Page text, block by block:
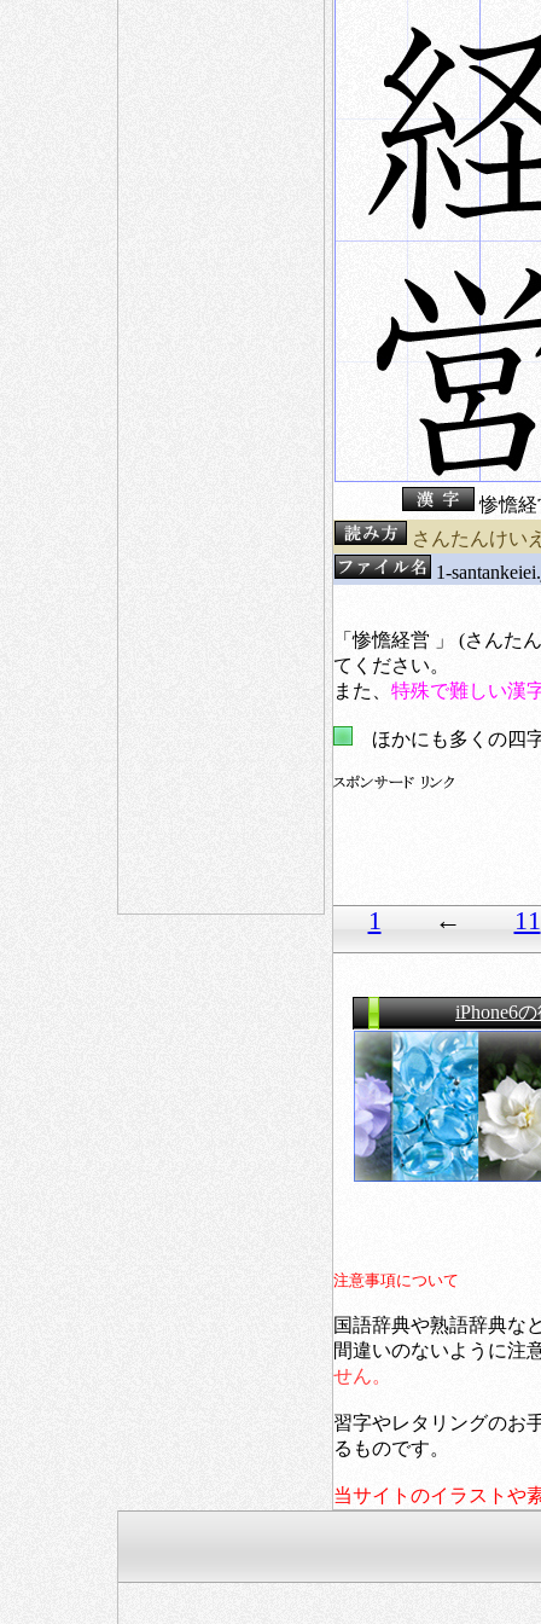
惨憺経
さんたんけい
1-
「惨憺経営 」 (さんた
てください。
また、 特殊で難しい漢
ほかにも多くの四
1 ← 11
iPhone6
注意事項について
国語辞典や熟語辞典な
間違いのないように注
せん。
習字やレタリングのお
るものです。
当サイトのイラストや